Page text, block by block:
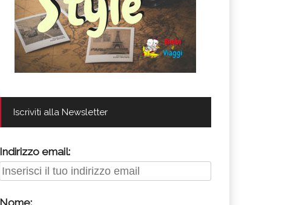
Iscriviti alla Newsletter
Indirizzo email: